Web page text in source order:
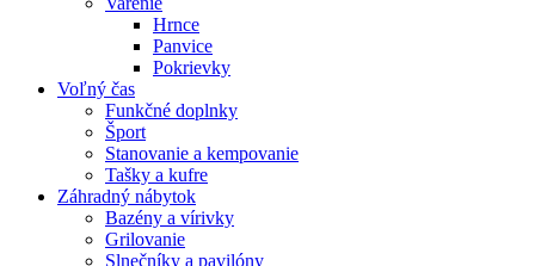
Hrnce
Panvice
Pokrievky
Voľný čas
Funkčné doplnky
Šport
Stanovanie a kempovanie
Tašky a kufre
Záhradný nábytok
Bazény a vírivky
Grilovanie
Slnečníky a pavilóny